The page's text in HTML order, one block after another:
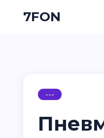
7FON
---